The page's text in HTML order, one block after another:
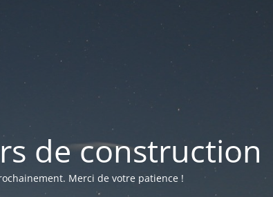
de construction
Merci de votre patience !